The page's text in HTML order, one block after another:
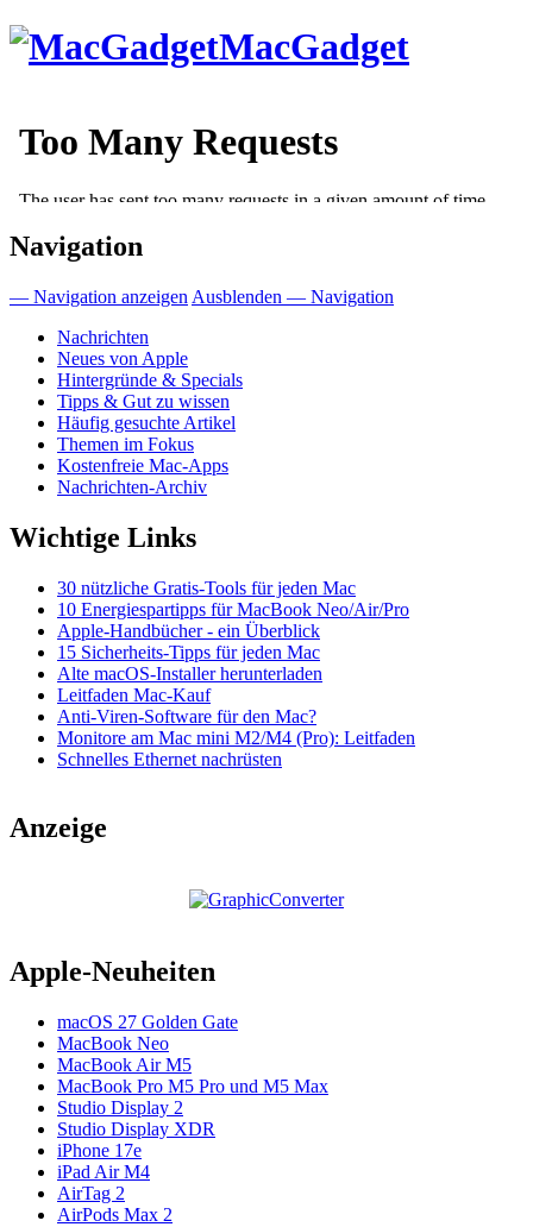
Direkt
zum
MacGadget
Navigation
— Navigation anzeigen Ausblenden — Navigation
Nachrichten
Neues von Apple
Hintergründe & Specials
Tipps & Gut zu wissen
Häufig gesuchte Artikel
Themen im Fokus
Kostenfreie Mac-Apps
Nachrichten-Archiv
Wichtige Links
30 nützliche Gratis-Tools für jeden Mac
10 Energiespartipps für MacBook Neo/Air/Pro
Apple-Handbücher - ein Überblick
15 Sicherheits-Tipps für jeden Mac
Alte macOS-Installer herunterladen
Leitfaden Mac-Kauf
Anti-Viren-Software für den Mac?
Monitore am Mac mini M2/M4 (Pro): Leitfaden
Schnelles Ethernet nachrüsten
Anzeige
Apple-Neuheiten
macOS 27 Golden Gate
MacBook Neo
MacBook Air M5
MacBook Pro M5 Pro und M5 Max
Studio Display 2
Studio Display XDR
iPhone 17e
iPad Air M4
AirTag 2
AirPods Max 2